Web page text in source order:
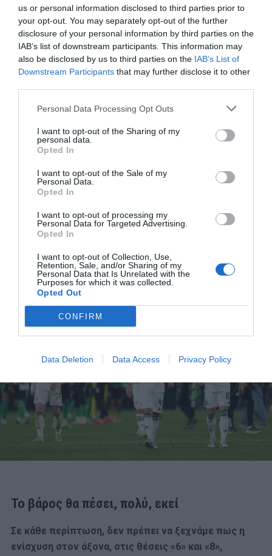
us or personal information disclosed to third parties prior to
your opt-out. You may separately opt-out of the further
disclosure of your personal information by third parties on the
IAB’s list of downstream participants. This information may
also be disclosed by us to third parties on the IAB’s List of
Downstream Participants that may further disclose it to other
Personal Data Processing Opt Outs
I want to opt-out of the Sharing of my
personal data.
Opted In
I want to opt-out of the Sale of my
Personal Data.
Opted In
I want to opt-out of processing my
Personal Data for Targeted Advertising.
Opted In
I want to opt-out of Collection, Use,
Retention, Sale, and/or Sharing of my
Personal Data that Is Unrelated with the
Purposes for which it was collected.
Opted Out
CONFIRM
Data Deletion Data Access Privacy Policy
ΜΠΑΛΑ
Χρειάζεται και εκεί παίκτη ο Παναθηναϊκός
Παρελθόν θα αποτελέσει και οΜούσα Σισοκό
, οπότε
αν ήταν 10 χρόνια νεότερος θα ‘ταν (πολύ) αλλιώς τα
πράγματα. Για το… σκαμπρόζικο του θέματος, θα
βάλουμε στη συζήτηση και τονΤόνι Βιλένα.
Στην
πραγματικότητα, ο Ολλανδός έχει από καιρό πάψει να
Αυτό δεν πρόκειται να αλλάξει, αλλά ούτως ή άλλως
είναι αργός και χωρίς αμυντικές αρετές για να έμπαινε
Το βάρος θα πέσει, πολύ, εκεί
Σε κάθε περίπτωση, δεν πρέπει να ξεχνάμε πως η
ενίσχυση στον άξονα, στις θέσεις «6» και «8»,